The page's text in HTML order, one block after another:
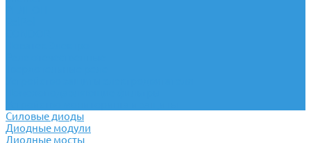
Силовые диоды
Диодные модули
Диодные мосты